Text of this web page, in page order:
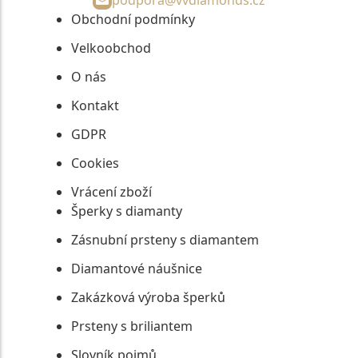
Obchodní podmínky
Velkoobchod
O nás
Kontakt
GDPR
Cookies
Vrácení zboží
Šperky s diamanty
Zásnubní prsteny s diamantem
Diamantové náušnice
Zakázková výroba šperků
Prsteny s briliantem